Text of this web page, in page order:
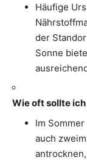
Häufige
der
Sonne
Wie oft sollte
Im
auch